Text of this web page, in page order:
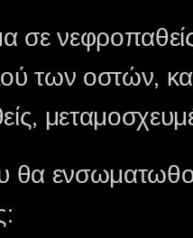
σε
των οστών,
θα